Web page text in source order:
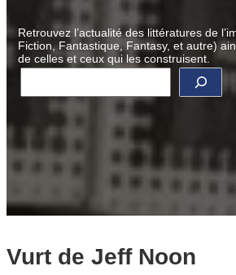
Retrouvez l’actualité des littératures de
Fiction, Fantastique, Fantasy, et autre)
de celles et ceux qui les construisent.
R
c
c
h
e
Vurt de Jeff Noon